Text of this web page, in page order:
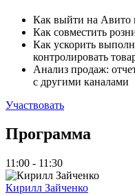
Как выйти на Авито
Как совместить
Как ускорить
контролировать
Анализ продаж:
с другими каналами
Участвовать
Программа
11:00 - 11:30
Кирилл Зайченко